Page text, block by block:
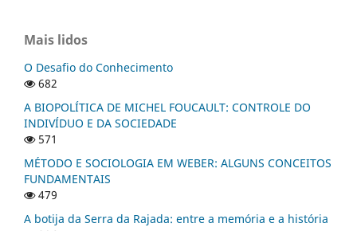
Mais lidos
O Desafio do Conhecimento
682
A BIOPOLÍTICA DE MICHEL FOUCAULT: CONTROLE DO
INDIVÍDUO E DA SOCIEDADE
571
MÉTODO E SOCIOLOGIA EM WEBER: ALGUNS CONCEITOS
FUNDAMENTAIS
479
A botija da Serra da Rajada: entre a memória e a história